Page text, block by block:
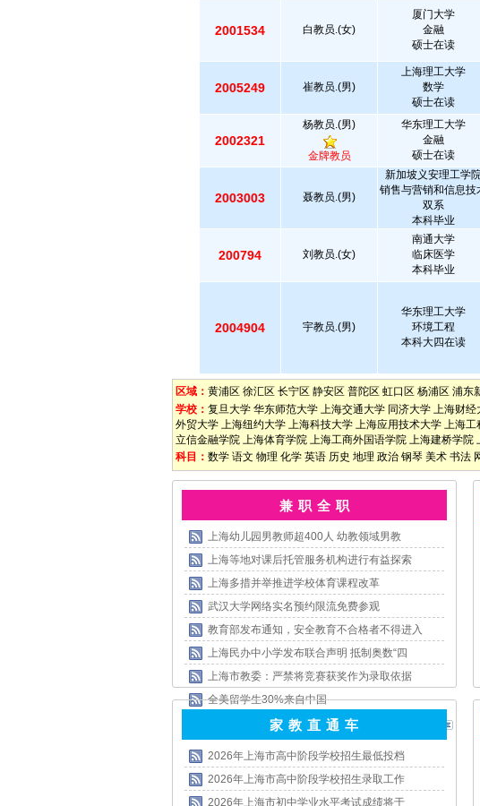
2001534 白教员.(女)
厦门大学
金融
硕士在读
2005249 崔教员.(男)
上海理工大学
数学
硕士在读
2002321
杨教员.(男)
金牌教员
华东理工大学
金融
硕士在读
2003003 聂教员.(男)
新加坡义安理工学
销售与营销和信息技
双系
本科毕业
200794 刘教员.(女)
南通大学
临床医学
本科毕业
2004904 宇教员.(男)
华东理工大学
环境工程
本科大四在读
区域： 黄浦区 徐汇区 长宁区 静安区 普陀区 虹口区 杨浦区 浦东
学校： 复旦大学 华东师范大学 上海交通大学 同济大学 上海财经
外贸大学 上海纽约大学 上海科技大学 上海应用技术大学 上海工
立信金融学院 上海体育学院 上海工商外国语学院 上海建桥学院
科目： 数学 语文 物理 化学 英语 历史 地理 政治 钢琴 美术 书法
兼 职 全 职
上海幼儿园男教师超400人 幼教领域男教
上海等地对课后托管服务机构进行有益探索
上海多措并举推进学校体育课程改革
武汉大学网络实名预约限流免费参观
教育部发布通知，安全教育不合格者不得进入
上海民办中小学发布联合声明 抵制奥数“四
上海市教委：严禁将竞赛获奖作为录取依据
全美留学生30%来自中国
家 教 直 通 车
2026年上海市高中阶段学校招生最低投档
2026年上海市高中阶段学校招生录取工作
2026年上海市初中学业水平考试成绩将于